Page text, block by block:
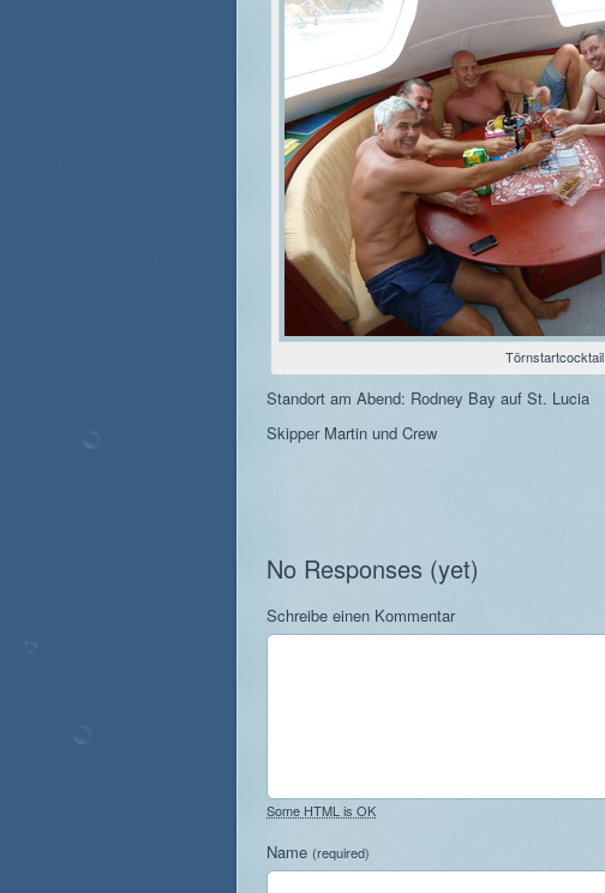
Törnstartcocktail
Standort am Abend: Rodney Bay auf St. Lucia
Skipper Martin und Crew
No Responses (yet)
Schreibe einen Kommentar
Some HTML is OK
Name (required)